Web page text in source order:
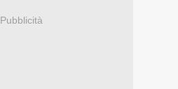
Pubblicità